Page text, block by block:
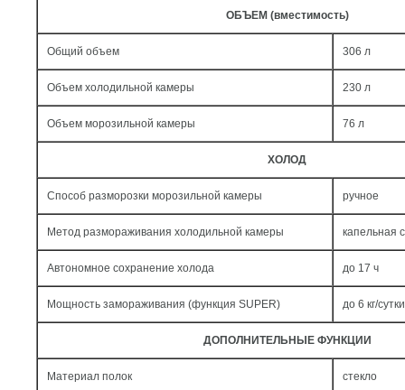
ОБЪЕМ (вместимость)
Общий объем 306 л
Объем холодильной камеры 230 л
Объем морозильной камеры 76 л
ХОЛОД
Способ разморозки морозильной камеры ручное
Метод размораживания холодильной камеры капельная
Автономное сохранение холода до 17 ч
Мощность замораживания (функция SUPER) до 6 кг/cутки
ДОПОЛНИТЕЛЬНЫЕ ФУНКЦИИ
Материал полок стекло